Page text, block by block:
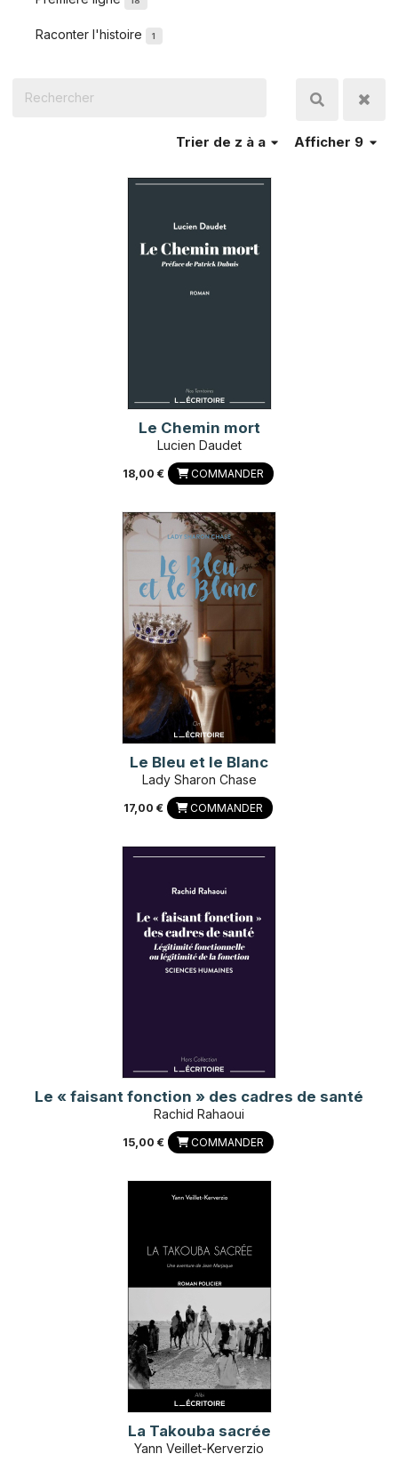
Raconter l'histoire 1
Afficher 9
Trier de z à a
Le Chemin mort
Lucien Daudet
18,00 € COMMANDER
Le Bleu et le Blanc
Lady Sharon Chase
17,00 € COMMANDER
Le « faisant fonction » des cadres de santé
Rachid Rahaoui
15,00 € COMMANDER
La Takouba sacrée
Yann Veillet-Kerverzio